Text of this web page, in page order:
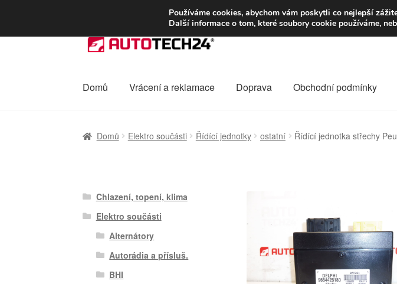
DOPRAVA od 139,-Kč
Přeskočit
na
Přejít
webu
Domů Vrácení a reklamace Doprava Obchodní podmínky
Domů Elektro součásti Řídící jednotky ostatní Řídící jednotka střechy
Chlazení, topení, klima
Elektro součásti
Alternátory
Autorádia a přísluš.
BHI
Používáme cookies, abychom vám poskytli co nejlepší
Další informace o tom, které soubory cookie používáme,